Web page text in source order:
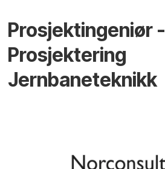
Prosjektingeniør -
Prosjektering
Jernbaneteknikk